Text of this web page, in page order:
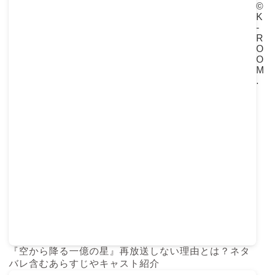
『空から降る一億の星』再放送しない理由とは？ネタ
バレ含むあらすじやキャスト紹介
©
K
-
R
O
O
M
.